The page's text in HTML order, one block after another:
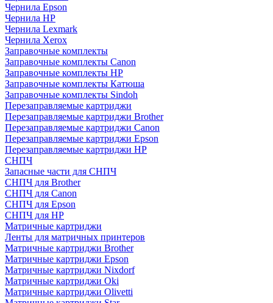
Чернила Epson
Чернила HP
Чернила Lexmark
Чернила Xerox
Заправочные комплекты
Заправочные комплекты Canon
Заправочные комплекты HP
Заправочные комплекты Катюша
Заправочные комплекты Sindoh
Перезаправляемые картриджи
Перезаправляемые картриджи Brother
Перезаправляемые картриджи Canon
Перезаправляемые картриджи Epson
Перезаправляемые картриджи HP
СНПЧ
Запасные части для СНПЧ
СНПЧ для Brother
СНПЧ для Canon
СНПЧ для Epson
СНПЧ для HP
Матричные картриджи
Ленты для матричных принтеров
Матричные картриджи Brother
Матричные картриджи Epson
Матричные картриджи Nixdorf
Матричные картриджи Oki
Матричные картриджи Olivetti